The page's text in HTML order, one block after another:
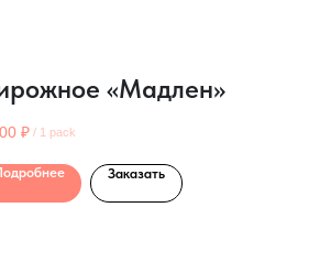
«Мадлен»
₽ / 1 pack
Заказать